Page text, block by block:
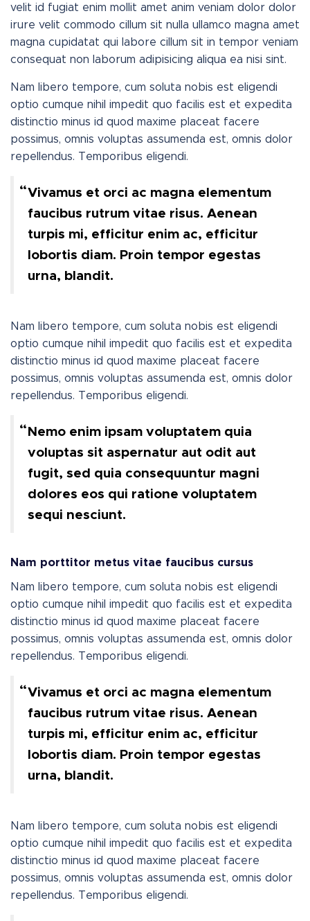
velit id fugiat enim mollit amet anim veniam dolor dolor
irure velit commodo cillum sit nulla ullamco magna amet
magna cupidatat qui labore cillum sit in tempor veniam
consequat non laborum adipisicing aliqua ea nisi sint.
Nam libero tempore, cum soluta nobis est eligendi
optio cumque nihil impedit quo facilis est et expedita
distinctio minus id quod maxime placeat facere
possimus, omnis voluptas assumenda est, omnis dolor
repellendus. Temporibus eligendi.
Vivamus et orci ac magna elementum
faucibus rutrum vitae risus. Aenean
turpis mi, efficitur enim ac, efficitur
lobortis diam. Proin tempor egestas
urna, blandit.
Nam libero tempore, cum soluta nobis est eligendi
optio cumque nihil impedit quo facilis est et expedita
distinctio minus id quod maxime placeat facere
possimus, omnis voluptas assumenda est, omnis dolor
repellendus. Temporibus eligendi.
Nemo enim ipsam voluptatem quia
voluptas sit aspernatur aut odit aut
fugit, sed quia consequuntur magni
dolores eos qui ratione voluptatem
sequi nesciunt.
Nam porttitor metus vitae faucibus cursus
Nam libero tempore, cum soluta nobis est eligendi
optio cumque nihil impedit quo facilis est et expedita
distinctio minus id quod maxime placeat facere
possimus, omnis voluptas assumenda est, omnis dolor
repellendus. Temporibus eligendi.
Vivamus et orci ac magna elementum
faucibus rutrum vitae risus. Aenean
turpis mi, efficitur enim ac, efficitur
lobortis diam. Proin tempor egestas
urna, blandit.
Nam libero tempore, cum soluta nobis est eligendi
optio cumque nihil impedit quo facilis est et expedita
distinctio minus id quod maxime placeat facere
possimus, omnis voluptas assumenda est, omnis dolor
repellendus. Temporibus eligendi.